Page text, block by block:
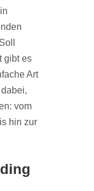
gibt es
Art
vom
hin zur